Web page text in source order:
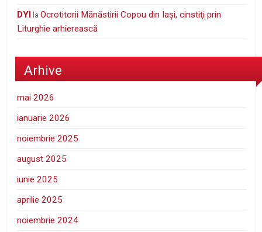
DYI laOcrotitorii Mănăstirii Copou din Iaşi, cinstiţi prin
Liturghie arhierească
Arhive
mai 2026
ianuarie 2026
noiembrie 2025
august 2025
iunie 2025
aprilie 2025
noiembrie 2024